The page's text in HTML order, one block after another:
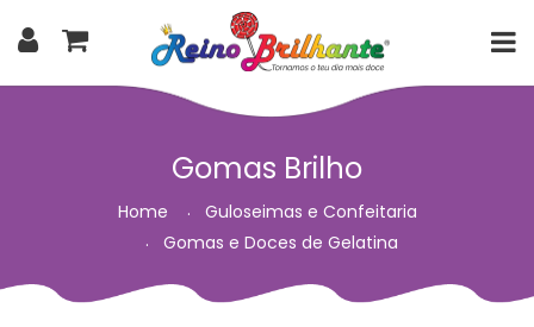
Gomas Brilho
Home
Guloseimas e Confeitaria
Gomas e Doces de Gelatina